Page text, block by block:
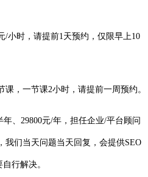
/小时，请提前1天预约，仅限早上10
课，一节课2小时，请提前一周预约。
年、29800元/年，担任企业/平台顾问
我们当天问题当天回复，会提供SEO
行解决。